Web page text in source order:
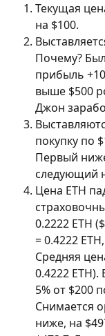
Текущая
на $100.
Почему?
прибыль
выше $500
Джон
покупку по
Первый
следующий
Цена ETH
0.2222 ETH
= 0.4222
Средняя
0.4222
5% от $200
Снимается
ниже, на